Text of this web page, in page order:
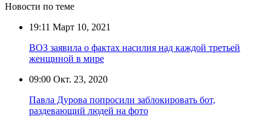
Новости по теме
19:11 Март 10, 2021
ВОЗ заявила о фактах насилия над каждой третьей
женщиной в мире
09:00 Окт. 23, 2020
Павла Дурова попросили заблокировать бот,
раздевающий людей на фото